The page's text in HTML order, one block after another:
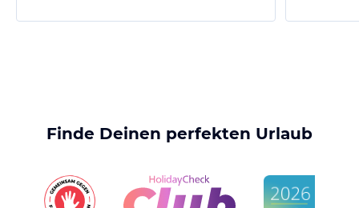
Finde Deinen perfekten Urlaub